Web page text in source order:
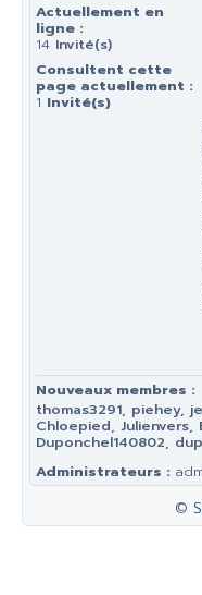
Actuellement en
ligne :
14 Invité(s)
Consultent cette
page actuellement :
1 Invité(s)
Nouveaux membres :
thomas3291, piehey,
Chloepied,
Duponchel140802,
Administrateurs :
©